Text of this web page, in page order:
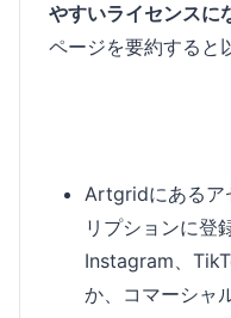
やすいライセンスに
ページを要約すると
Artgridにあるア
リプションに登
Instagram、
か、コマーシャ